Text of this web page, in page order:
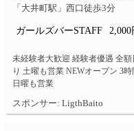
「大井町駅」西口徒歩3分
ガールズバーSTAFF 2,000
未経験者大歓迎 経験者優遇 全
り 土曜も営業 NEWオープン 3
日曜も営業
スポンサー: LigthBaito